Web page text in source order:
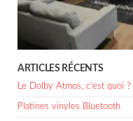
ARTICLES RÉCENTS
Le Dolby Atmos, c’est quoi ?
Platines vinyles Bluetooth